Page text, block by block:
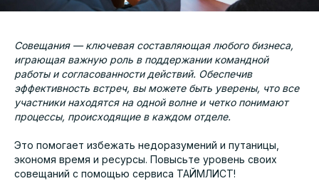
Совещания — ключевая составляющая любого бизнеса,
играющая важную роль в поддержании командной
работы и согласованности действий. Обеспечив
эффективность встреч, вы можете быть уверены, что все
участники находятся на одной волне и четко понимают
процессы, происходящие в каждом отделе.
Это помогает избежать недоразумений и путаницы,
экономя время и ресурсы. Повысьте уровень своих
совещаний с помощью сервиса ТАЙМЛИСТ!